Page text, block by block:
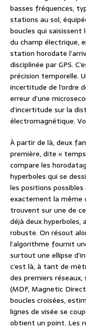
basses fréquences,
stations au sol,
boucles qui saisissent
du champ électrique,
station horodate
disciplinée par GPS.
précision temporelle.
incertitude de l’ordre
erreur d’une
d’incertitude sur la
électromagnétique.
À partir de là, deux
première, dite «
compare les
hyperboles qui se
les positions
exactement la même
trouvent sur une de
déjà deux
robuste. On résout
l’algorithme fournit
surtout une ellipse
c’est là, à tant de
des premiers
(MDF, Magnetic
boucles croisées,
lignes de visée se
obtient un point. Les